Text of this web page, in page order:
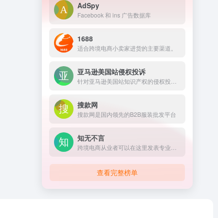
AdSpy
Facebook 和 ins 广告数据库
1688
适合跨境电商小卖家进货的主要渠道。
亚马逊美国站侵权投诉
搜款网
搜款网是国内领先的B2B服装批发平台
知无不言
查看完整榜单